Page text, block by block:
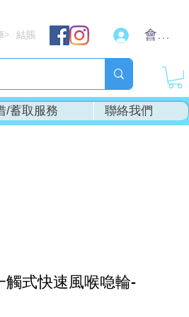
結賬 會員登入
/蓄取服務 聯絡我們
式快速風喉喼輪-